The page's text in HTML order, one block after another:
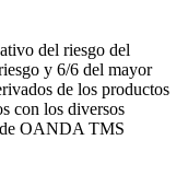
del riesgo del
y 6/6 del mayor
de los productos
con los diversos
de OANDA TMS